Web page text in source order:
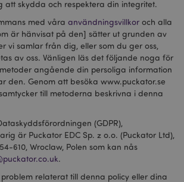
att skydda och respektera din integritet.
med våra användningsvillkor och alla
är hänvisat på den] sätter ut grunden av
vi samlar från dig, eller som du ger oss,
av oss. Vänligen läs det följande noga för
angående din persoliga information
den. Genom att besöka www.puckator.se
till metoderna beskrivna i denna
(GDPR),
är Puckator EDC Sp. z o.o. (Puckator Ltd),
610, Wroclaw, Polen som kan nås
.
relaterat till denna policy eller dina